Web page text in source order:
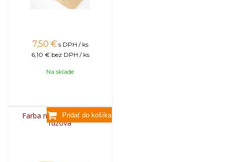
7,50 € s DPH / ks
6,10 € bez DPH / ks
Na sklade
Farba na sviečky, 25g -
ružová